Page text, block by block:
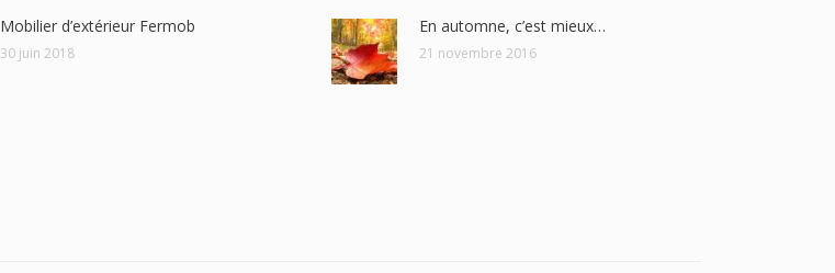
Mobilier d’extérieur Fermob
30 juin 2018
En automne, c’est mieux…
21 novembre 2016